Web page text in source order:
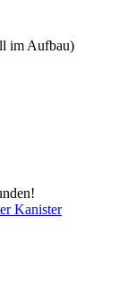
im Aufbau)